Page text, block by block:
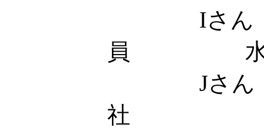
Iさん
員 水
Jさん
社 土